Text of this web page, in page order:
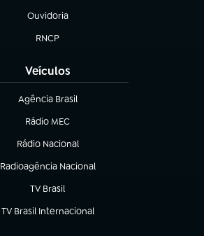
Ouvidoria
(abre em nova aba)
RNCP
(abre em nova aba)
Veículos
Agência Brasil
(abre em nova aba)
Rádio MEC
Rádio Nacional
(abre em nova aba)
Radioagência Nacional
(abre em nova aba)
TV Brasil
(abre em nova aba)
TV Brasil Internacional
(abre em nova aba)